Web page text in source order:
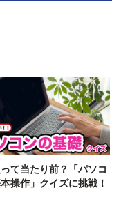
て当たり前？「パソコ
操作」クイズに挑戦！